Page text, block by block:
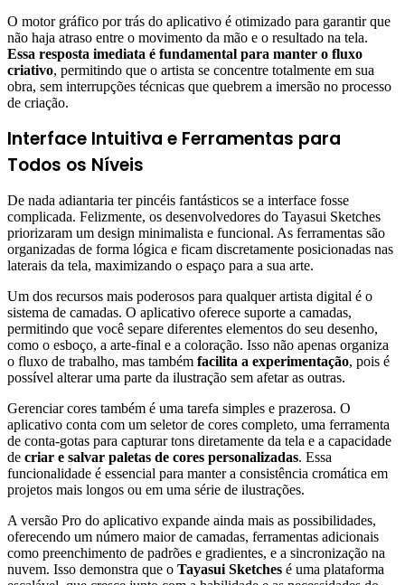
O motor gráfico por trás do aplicativo é otimizado para garantir que
não haja atraso entre o movimento da mão e o resultado na tela.
Essa resposta imediata é fundamental para manter o fluxo
criativo, permitindo que o artista se concentre totalmente em sua
obra, sem interrupções técnicas que quebrem a imersão no processo
de criação.
Interface Intuitiva e Ferramentas para
Todos os Níveis
De nada adiantaria ter pincéis fantásticos se a interface fosse
complicada. Felizmente, os desenvolvedores do Tayasui Sketches
priorizaram um design minimalista e funcional. As ferramentas são
organizadas de forma lógica e ficam discretamente posicionadas nas
laterais da tela, maximizando o espaço para a sua arte.
Um dos recursos mais poderosos para qualquer artista digital é o
sistema de camadas. O aplicativo oferece suporte a camadas,
permitindo que você separe diferentes elementos do seu desenho,
como o esboço, a arte-final e a coloração. Isso não apenas organiza
o fluxo de trabalho, mas também facilita a experimentação, pois é
possível alterar uma parte da ilustração sem afetar as outras.
Gerenciar cores também é uma tarefa simples e prazerosa. O
aplicativo conta com um seletor de cores completo, uma ferramenta
de conta-gotas para capturar tons diretamente da tela e a capacidade
de criar e salvar paletas de cores personalizadas. Essa
funcionalidade é essencial para manter a consistência cromática em
projetos mais longos ou em uma série de ilustrações.
A versão Pro do aplicativo expande ainda mais as possibilidades,
oferecendo um número maior de camadas, ferramentas adicionais
como preenchimento de padrões e gradientes, e a sincronização na
nuvem. Isso demonstra que o Tayasui Sketches é uma plataforma